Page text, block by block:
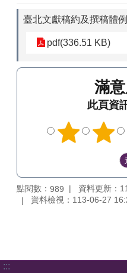
臺北文獻稿約及撰稿體
pdf(336.51 KB)
滿
此頁資
點閱數： 989
資料更新：
資料檢視：113-06-27
:::